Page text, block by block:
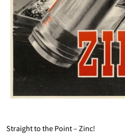
Straight to the Point – Zinc!